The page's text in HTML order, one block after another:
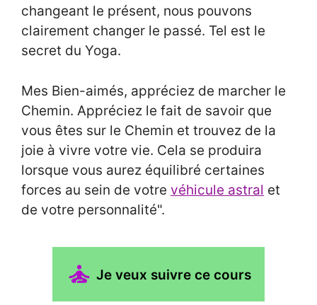
changeant le présent, nous pouvons
clairement changer le passé. Tel est le
secret du Yoga.
Mes Bien-aimés, appréciez de marcher le
Chemin. Appréciez le fait de savoir que
vous êtes sur le Chemin et trouvez de la
joie à vivre votre vie. Cela se produira
lorsque vous aurez équilibré certaines
forces au sein de votre véhicule astral et
de votre personnalité".
Je veux suivre ce cours